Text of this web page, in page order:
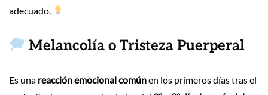
adecuado.
Melancolía o Tristeza Puerperal
Es una reacción emocional comúnen los primeros días tras el